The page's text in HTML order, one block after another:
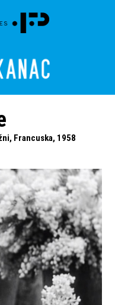
Francuska, 1958